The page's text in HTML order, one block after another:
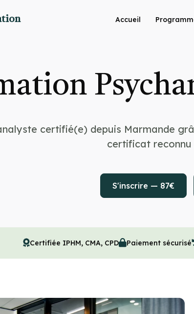
Accueil
certifié(e) depuis Marmande
certificat reconnu
S'inscrire — 87€
Certifiée IPHM, CMA, CPD Paiement sécurisé